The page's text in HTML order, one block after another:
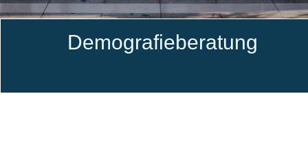
Demografieberatung